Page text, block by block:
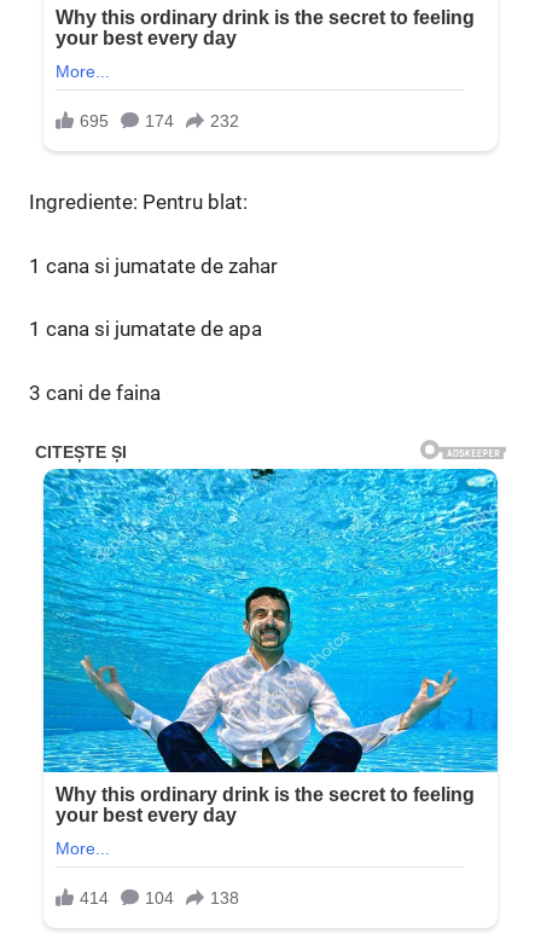
Ingrediente: Pentru blat:
1 cana si jumatate de zahar
1 cana si jumatate de apa
3 cani de faina